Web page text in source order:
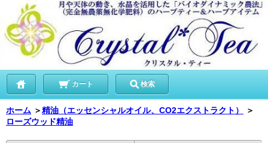
カート 検索
ホーム ＞精油（エッセンシャルオイル、CO2エクストラクト）
＞
ローズウッド精油